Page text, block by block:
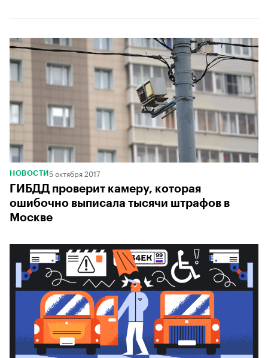
НОВОСТИ 5 октября 2017
ГИБДД проверит камеру, которая
ошибочно выписала тысячи штрафов в
Москве